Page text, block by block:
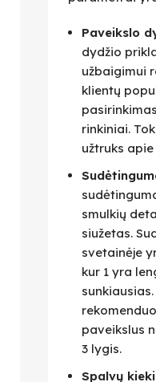
Paveikslo
dydžio
užbaigimui
klientų
rinkiniai.
užtruks
smulkių
siužetas.
svetainėje
kur 1 yra
paveikslus
3 lygis.
Spalvų